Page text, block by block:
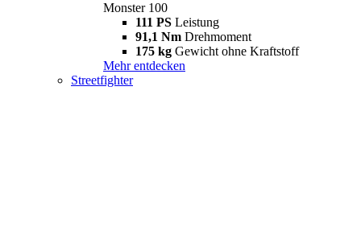
Monster 100
111 PS Leistung
91,1 Nm Drehmoment
175 kg Gewicht ohne Kraftstoff
Mehr entdecken
Streetfighter